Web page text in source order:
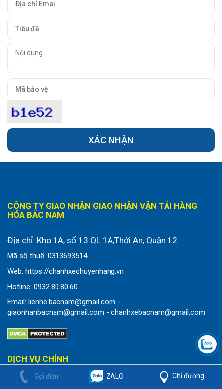
Gọi điện ZALO Chỉ đường
CÔNG TY GIAO NHẬN GIAO NHẬN VẬN TẢI HÀNG
HÓA BẮC NAM
Địa chỉ: Kho 1A, số 13 QL 1A,Thới An, Quận 12
Mã số thuế: 0313693514
Web: https://chanhxechuyenhang.vn
Hotline: 0932.80.80.60
Email: lienhe.bacnam@gmail.com -
giaonhanbacnam@gmail.com - chanhxebacnam@gmail.com
DỊCH VỤ CHÍNH
CHÀNH XE CHUYỂN HÀNG ĐI MIỀN BẮC